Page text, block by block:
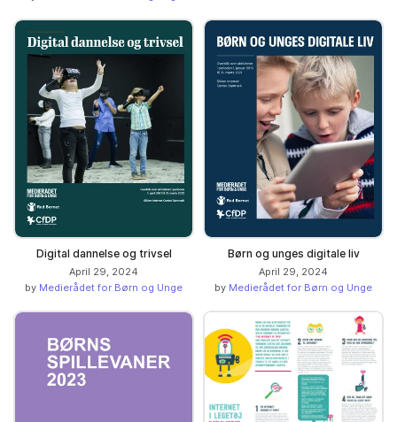
Digital dannelse og trivsel
April 29, 2024
by Medierådet for Børn og Unge
Børn og unges digitale liv
April 29, 2024
by Medierådet for Børn og Unge